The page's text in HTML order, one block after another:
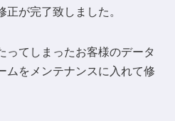
が完了致しました。
ってしまったお客様のデータ
ムをメンテナンスに入れて修